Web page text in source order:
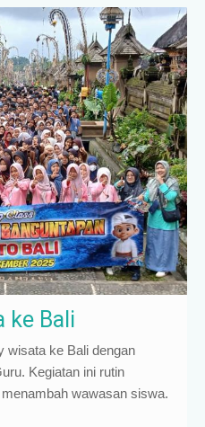
ke Bali
wisata ke Bali dengan
Kegiatan ini rutin
wawasan siswa.